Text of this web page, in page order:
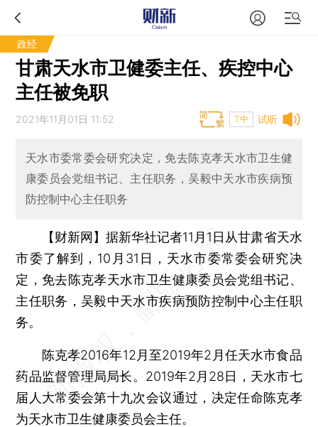
政经
甘肃天水市卫健委主任、疾控中心
主任被免职
试听
2021年11月01日 11:52 T中
天水市委常委会研究决定，免去陈克孝天水市卫生健
康委员会党组书记、主任职务，吴毅中天水市疾病预
防控制中心主任职务
【财新网】 据新华社记者11月1日从甘肃省天水
市委了解到，10月31日，天水市委常委会研究决
定，免去陈克孝天水市卫生健康委员会党组书记、
主任职务，吴毅中天水市疾病预防控制中心主任职
务。
陈克孝2016年12月至2019年2月任天水市食品
药品监督管理局局长。2019年2月28日，天水市七
届人大常委会第十九次会议通过，决定任命陈克孝
为天水市卫生健康委员会主任。